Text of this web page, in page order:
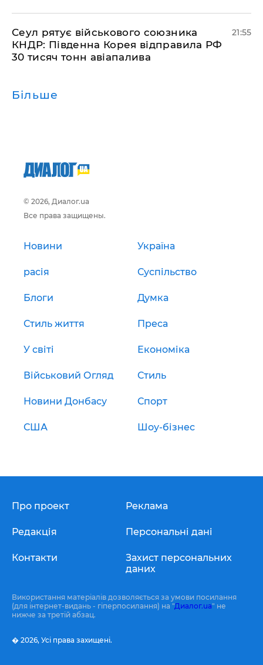
​Сеул рятує військового союзника
КНДР: Південна Корея відправила РФ
30 тисяч тонн авіапалива
21:55
Більше
© 2026, Диалог.ua
Все права защищены.
Новини Україна
расія Суспільство
Блоги Думка
Стиль життя Преса
У світі Економіка
Військовий Огляд Стиль
Новини Донбасу Спорт
США Шоу-бізнес
Про проект
Редакція
Контакти
Реклама
Персональні дані
Захист персональних
даних
Використання матеріалів дозволяється за умови посилання
(для інтернет-видань - гіперпосилання) на "Диалог.ua" не
нижче за третій абзац.
� 2026, Усі права захищені.